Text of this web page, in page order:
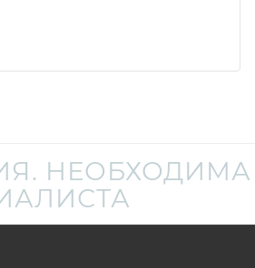
НЕОБХОДИМА